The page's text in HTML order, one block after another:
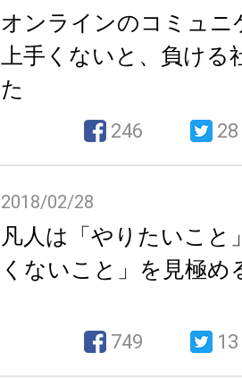
オンラインのコミュニ
上手くないと、負ける
た
246 28
2018/02/28
凡人は「やりたいこと
くないこと」を見極め
749 13